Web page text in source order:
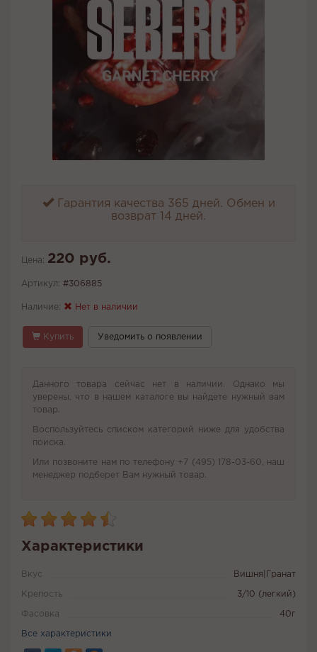
Гарантия качества 365 дней. Обмен и
возврат 14 дней.
Цена: 220 руб.
Артикул: #306885
Наличие: Нет в наличии
Купить Уведомить о появлении
Данного товара сейчас нет в наличии. Однако мы
уверены, что в нашем каталоге вы найдете нужный вам
товар.
Воспользуйтесь списком категорий ниже для удобства
поиска.
Или позвоните нам по телефону +7 (495) 178-03-60, наш
менеджер подберет Вам нужный товар.
Характеристики
Вкус Вишня|Гранат
Крепость 3/10 (легкий)
Фасовка 40г
Все характеристики